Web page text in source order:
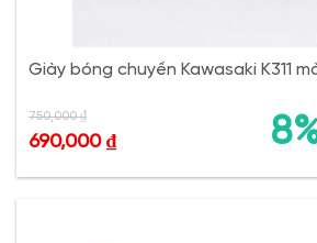
Giày bóng chuyền Kawasaki K311
750,000₫
690,000 ₫